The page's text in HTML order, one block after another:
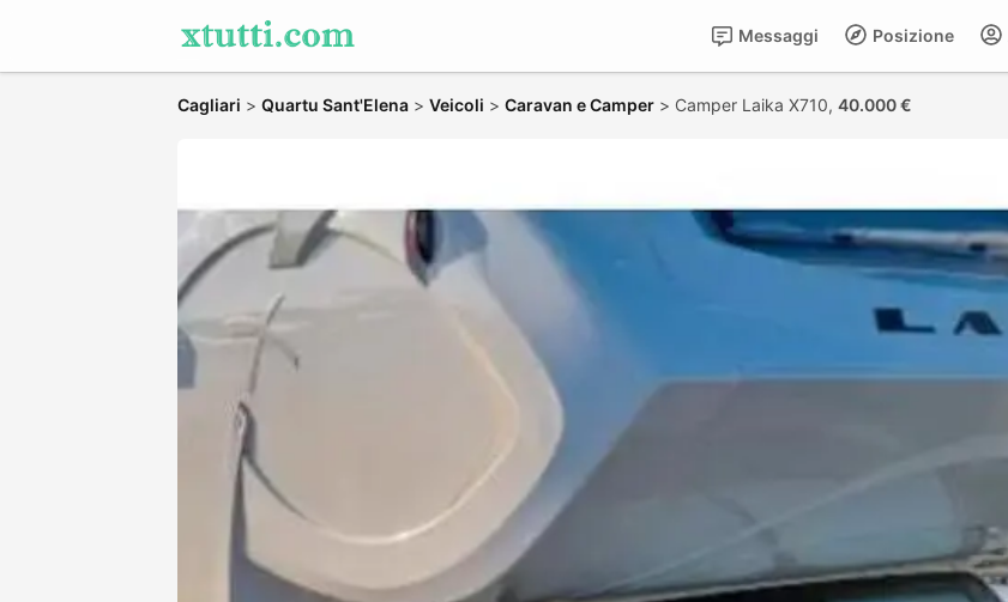
Posizione
Messaggi
Cagliari > Quartu Sant'Elena > Veicoli > Caravan e Camper > Camper Laika X710, 40.000 €